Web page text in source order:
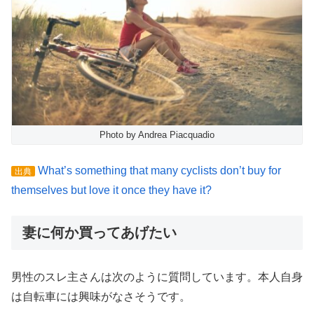
Photo by Andrea Piacquadio
出典
What’s something that many cyclists don’t buy for
themselves but love it once they have it?
妻に何か買ってあげたい
男性のスレ主さんは次のように質問しています。本人自身
は自転車には興味がなさそうです。